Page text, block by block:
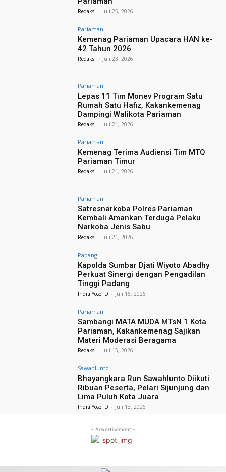
Redaksi - Juli 25, 2026
Pariaman
Kemenag Pariaman Upacara HAN ke-
42 Tahun 2026
Redaksi - Juli 23, 2026
Pariaman
Lepas 11 Tim Monev Program Satu
Rumah Satu Hafiz, Kakankemenag
Dampingi Walikota Pariaman
Redaksi - Juli 21, 2026
Pariaman
Kemenag Terima Audiensi Tim MTQ
Pariaman Timur
Redaksi - Juli 21, 2026
Pariaman
Satresnarkoba Polres Pariaman
Kembali Amankan Terduga Pelaku
Narkoba Jenis Sabu
Redaksi - Juli 21, 2026
Padang
Kapolda Sumbar Djati Wiyoto Abadhy
Perkuat Sinergi dengan Pengadilan
Tinggi Padang
Indra Yosef D - Juli 16, 2026
Pariaman
Sambangi MATA MUDA MTsN 1 Kota
Pariaman, Kakankemenag Sajikan
Materi Moderasi Beragama
Redaksi - Juli 15, 2026
Sawahlunto
Bhayangkara Run Sawahlunto Diikuti
Ribuan Peserta, Pelari Sijunjung dan
Lima Puluh Kota Juara
Indra Yosef D - Juli 13, 2026
- Advertisement -